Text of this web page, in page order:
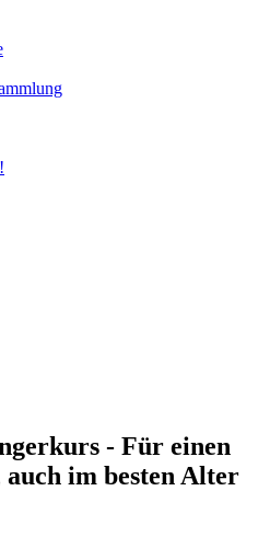
- Für einen
im besten Alter